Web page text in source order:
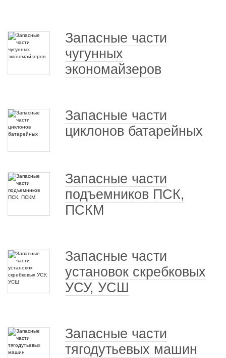
Запасные части
чугунных
экономайзеров
Запасные части
циклонов батарейных
Запасные части
подъемников ПСК,
ПСКМ
Запасные части
установок скребковых
УСУ, УСШ
Запасные части
тягодутьевых машин